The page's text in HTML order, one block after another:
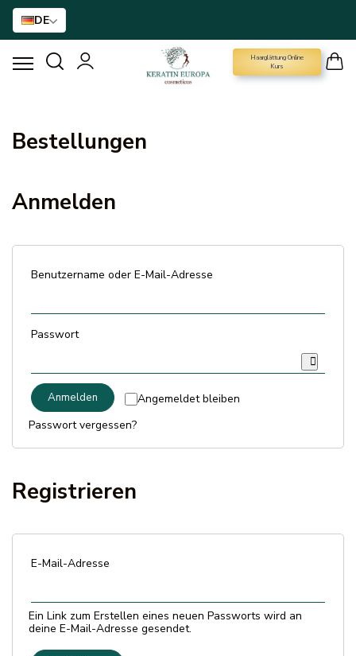
DE
Haarglättung Online
Kurs
HAARGLÄTTUNGSMITTEL
HAARBEHANDLUNG
HAARPFLEGE FÜR ZUHAUSE
NANO GOLD
Versandarten & Zahlungsarten
FAQ
Bestellungen
Anmelden
Benutzername oder E-Mail-Adresse
Passwort
Angemeldet bleiben
Anmelden
Passwort vergessen?
Registrieren
E-Mail-Adresse
Ein Link zum Erstellen eines neuen Passworts wird an
deine E-Mail-Adresse gesendet.